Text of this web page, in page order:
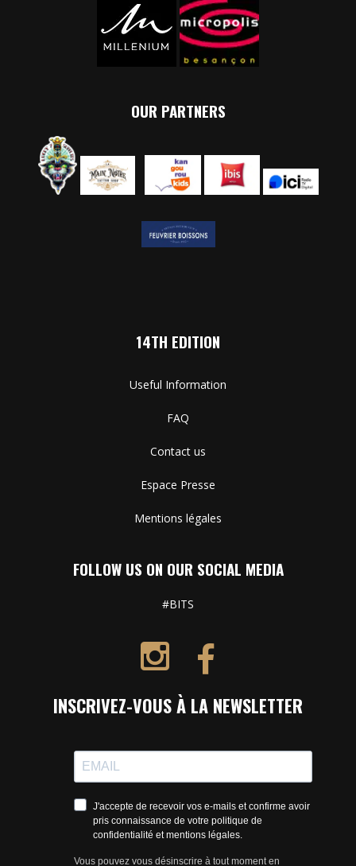
OUR PARTNERS
14TH EDITION
Useful Information
FAQ
Contact us
Espace Presse
Mentions légales
FOLLOW US ON OUR SOCIAL MEDIA
#BITS
INSCRIVEZ-VOUS À LA NEWSLETTER
J'accepte de recevoir vos e-mails et confirme avoir
pris connaissance de votre politique de
confidentialité et mentions légales.
Vous pouvez vous désinscrire à tout moment en